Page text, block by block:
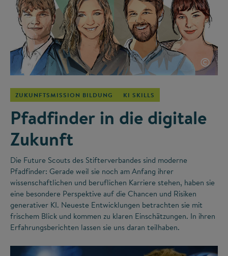
©
ZUKUNFTSMISSION BILDUNG KI SKILLS
Pfadfinder in die digitale
Zukunft
Die Future Scouts des Stifterverbandes sind moderne
Pfadfinder: Gerade weil sie noch am Anfang ihrer
wissenschaftlichen und beruflichen Karriere stehen, haben sie
eine besondere Perspektive auf die Chancen und Risiken
generativer KI. Neueste Entwicklungen betrachten sie mit
frischem Blick und kommen zu klaren Einschätzungen. In ihren
Erfahrungsberichten lassen sie uns daran teilhaben.